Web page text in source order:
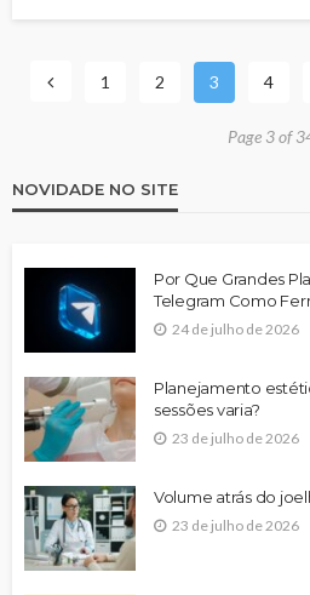
1 2 3 4
Page 3 of
NOVIDADE NO SITE
Por Que Grandes
Telegram Como
24 de julho de 2026
Planejamento
sessões varia?
23 de julho de 2026
Volume atrás do
23 de julho de 2026